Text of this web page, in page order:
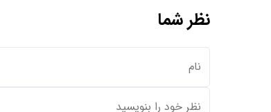
نظر شما